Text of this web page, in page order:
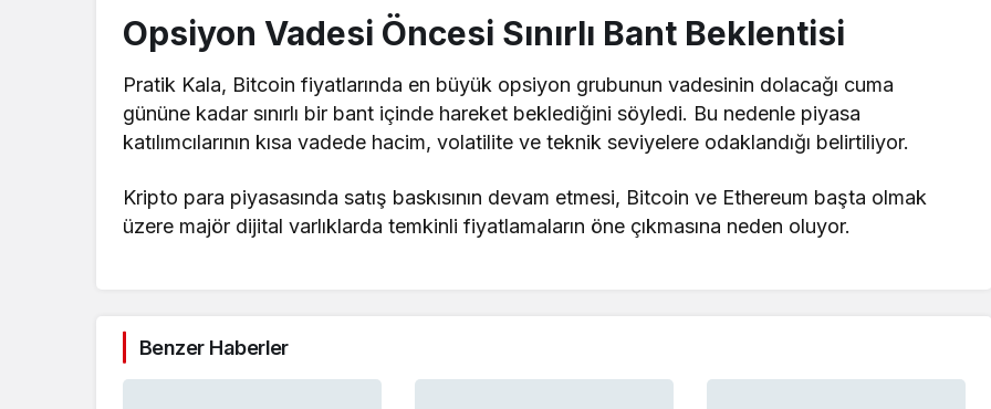
Opsiyon Vadesi Öncesi Sınırlı Bant Beklentisi
Pratik Kala, Bitcoin fiyatlarında en büyük opsiyon grubunun vadesinin dolacağı cuma
gününe kadar sınırlı bir bant içinde hareket beklediğinisöyledi. Bu nedenle piyasa
katılımcılarının kısa vadede hacim, volatilite ve teknik seviyelere odaklandığı belirtiliyor.
Kripto para piyasasında satış baskısının devam etmesi, Bitcoin ve Ethereum başta olmak
üzere majör dijital varlıklarda temkinli fiyatlamaların öne çıkmasına neden oluyor.
Benzer Haberler